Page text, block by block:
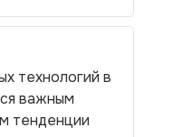
технологий в
важным
тенденции